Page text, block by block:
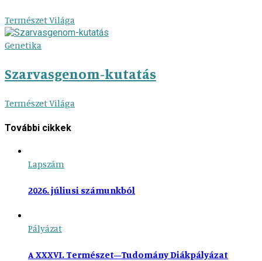
Természet Világa
Genetika
Szarvasgenom-kutatás
Természet Világa
További cikkek
Lapszám
2026. júliusi számunkból
Pályázat
A XXXVI. Természet–Tudomány Diákpályázat